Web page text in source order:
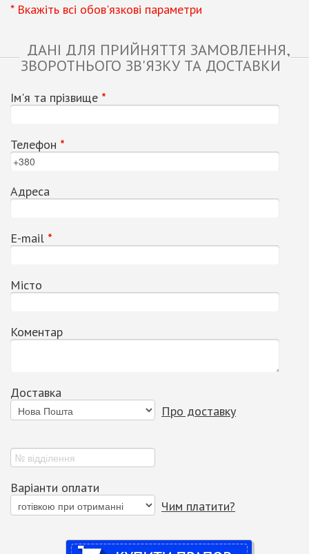
* Вкажіть всі обов'язкові параметри
ДАНІ ДЛЯ ПРИЙНЯТТЯ ЗАМОВЛЕННЯ,
ЗВОРОТНЬОГО ЗВ'ЯЗКУ ТА ДОСТАВКИ
Ім'я та прізвище *
Телефон *
Адреса
Е-mail *
Місто
Коментар
Доставка
Про доставку
Варіанти оплати
Чим платити?
Купити